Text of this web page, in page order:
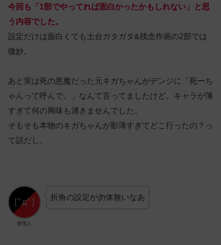
今回も「1部でやってれば面白かったかもしれない」と思
う内容でした。
設定だけは面白くても土台ガタガタ&残念作画の2部では
微妙。
あと実は死の悪魔だった元キガちゃんがデンジに「死ーち
ゃんって呼んで。」なんて言ってましたけど、キャラが薄
すぎて何の興味も湧きませんでした。
そもそも本物のキガちゃんが影薄すぎてどこ行ったの？っ
て話だし。
管理人
折角の設定が勿体無いなあ